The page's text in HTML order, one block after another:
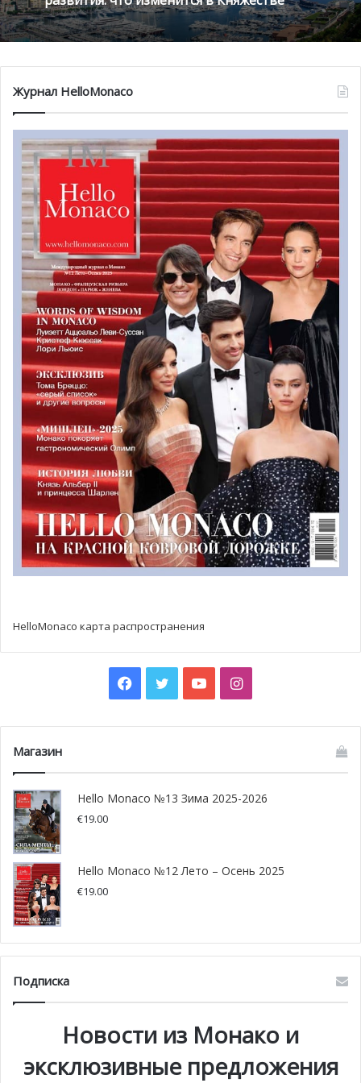
На изготовление скульптуры ушло 3 месяца.
Французскому мастеру пришлось отправиться в Италию
для того, чтобы найти аутентичную модель Fiat 500
прошлой эпохи. На основе оригинала Стефан сделал
муляж будущей скульптуры, который затем был
выполнен из алюминия. На определение и концепцию
произведения у Сипра ушло 2 месяца, а на ее
изготовление всего один. Стоит отметить, что
скульптура автомобиля весом в 500 кг получилась еще
тяжелее, чем оригинальный Fiat 500, вес которого в
свое время не превышал 470 кг.
Прежде чем добраться до пляжа Монако, скульптура
украшала итальянский лыжный курорт в Валь-д’Изер на
протяжении всего зимнего сезона. Вскоре по прибытии
в княжество, итальянский автомобиль сменил лыжи,
прикрепленные на крыше, на надувной матрас для
минуты. Новое произведение искусства Стефана Сипра
будет радовать посетителей пляжа в этом году до
конца летнего сезона.
Монако готовит генеральный план
Благотворительный забег в Монако
помог детям на пяти континентах
Журнал HelloMonaco
HelloMonaco карта распространения
Facebook
TwitterYouTubeInstagram
Магазин
Hello Monaco №13 Зима 2025-2026
€19.00
Hello Monaco №12 Лето – Осень 2025
€19.00
Подписка
Новости из Монако и
эксклюзивные предложения